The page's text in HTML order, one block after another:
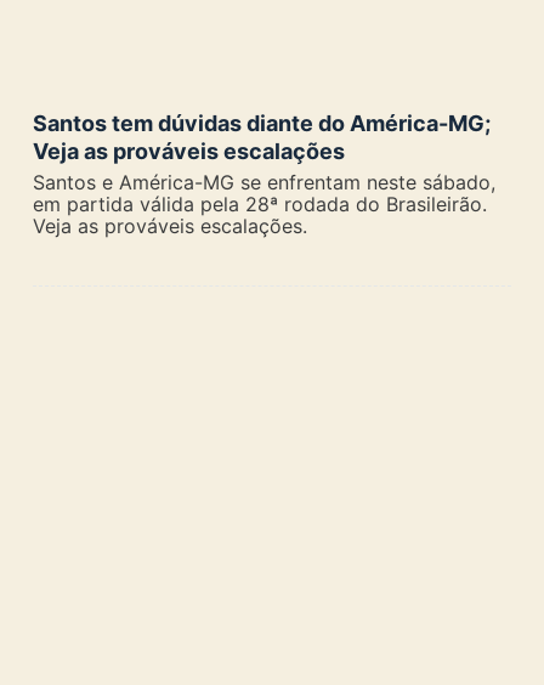
Santos tem dúvidas diante do América-MG;
Veja as prováveis escalações
Santos e América-MG se enfrentam neste sábado,
em partida válida pela 28ª rodada do Brasileirão.
Veja as prováveis escalações.